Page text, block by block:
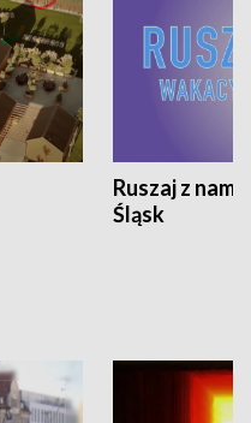
Ruszaj z
Śląsk